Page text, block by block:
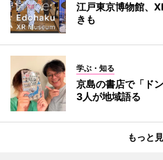
江戸東京博物館、
きも
学ぶ・知る
京島の書店で「ド
3人が地域語る
もっと